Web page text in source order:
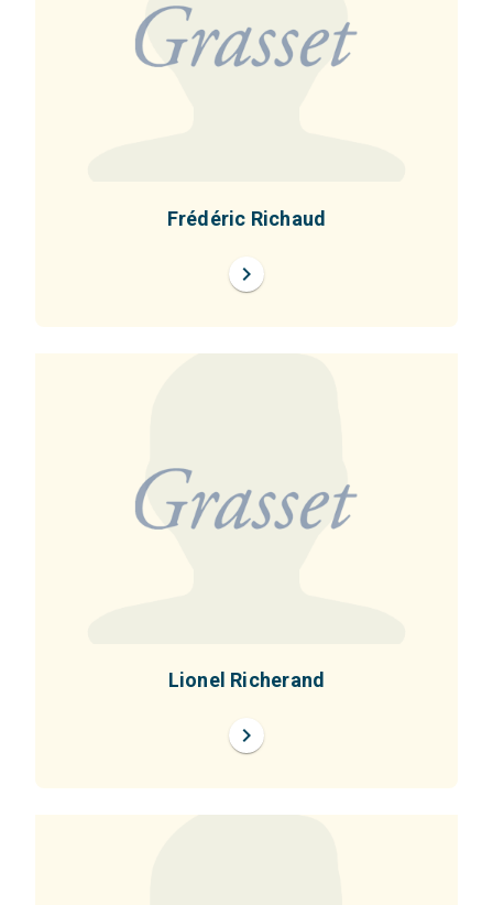
Frédéric Richaud
chevron_right
Lionel Richerand
chevron_right